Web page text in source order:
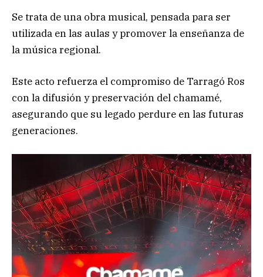
Se trata de una obra musical, pensada para ser
utilizada en las aulas y promover la enseñanza de
la música regional.
Este acto refuerza el compromiso de Tarragó Ros
con la difusión y preservación del chamamé,
asegurando que su legado perdure en las futuras
generaciones.